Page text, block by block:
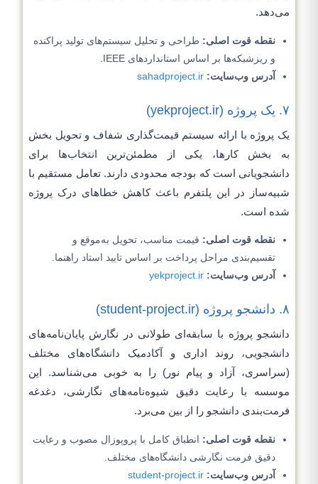
می‌دهد.
نقطه قوت اصلی: طراحی و تحلیل سیستم‌های تولید پراکنده
و ریزشبکه‌ها بر اساس استانداردهای IEEE.
آدرس وب‌سایت: sahadproject.ir
۷. یک پروژه (yekproject.ir)
یک پروژه با ارائه سیستم قیمت‌گذاری شفاف و تحویل بخش
به بخش کارها، یکی از مطمئن‌ترین انتخاب‌ها برای
دانشجویانی است که بودجه محدودی دارند. تعامل مستقیم با
شبیه‌ساز در این پلتفرم باعث کاهش خطاهای درک پروژه
شده است.
نقطه قوت اصلی: قیمت مناسب، تحویل به‌موقع و
تقسیم‌بندی مراحل پرداخت بر اساس تایید استاد راهنما.
آدرس وب‌سایت: yekproject.ir
۸. دانشجو پروژه (student-project.ir)
دانشجو پروژه با سابقه‌ای طولانی در نگارش پایان‌نامه‌های
دانشجویی، روند اداری و آکادمیک دانشگاه‌های مختلف
(سراسری، آزاد و پیام نور) را به خوبی می‌شناسد. این
موسسه با رعایت دقیق شیوه‌نامه‌های نگارشی، دغدغه
فرمت‌بندی دانشجو را از بین می‌برد.
نقطه قوت اصلی: انطباق کامل با پروپوزال مصوب و رعایت
دقیق فرمت نگارشی دانشگاه‌های مختلف.
آدرس وب‌سایت: student-project.ir